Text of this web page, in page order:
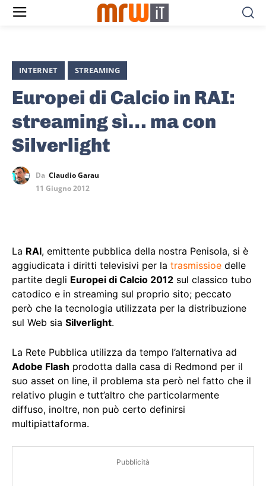
INTERNET STREAMING
Europei di Calcio in RAI:
streaming sì… ma con
Silverlight
Da Claudio Garau
11 Giugno 2012
La RAI, emittente pubblica della nostra Penisola, si è
aggiudicata i diritti televisivi per la trasmissioe delle
partite degli Europei di Calcio 2012 sul classico tubo
catodico e in streaming sul proprio sito; peccato
però che la tecnologia utilizzata per la distribuzione
sul Web sia Silverlight.
La Rete Pubblica utilizza da tempo l’alternativa ad
Adobe Flash prodotta dalla casa di Redmond per il
suo asset on line, il problema sta però nel fatto che il
relativo plugin e tutt’altro che particolarmente
diffuso, inoltre, non può certo definirsi
multipiattaforma.
Pubblicità